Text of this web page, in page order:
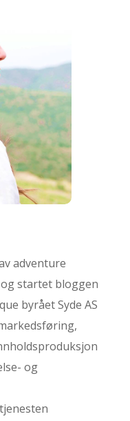
adventure
startet bloggen
byrået Syde AS
og